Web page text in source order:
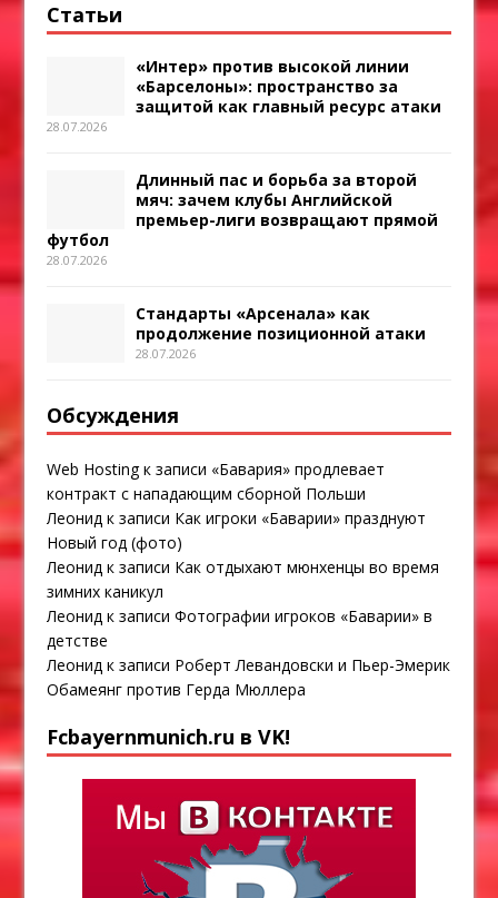
Статьи
«Интер» против высокой линии
«Барселоны»: пространство за
защитой как главный ресурс атаки
28.07.2026
Длинный пас и борьба за второй
мяч: зачем клубы Английской
премьер-лиги возвращают прямой
футбол
28.07.2026
Стандарты «Арсенала» как
продолжение позиционной атаки
28.07.2026
Обсуждения
Web Hostingк записи «Бавария» продлевает
контракт с нападающим сборной Польши
Леонид к записи Как игроки «Баварии» празднуют
Новый год (фото)
Леонид к записи Как отдыхают мюнхенцы во время
зимних каникул
Леонид к записиФотографии игроков «Баварии» в
детстве
Леонид к записи Роберт Левандовски и Пьер-Эмерик
Обамеянг против Герда Мюллера
Fcbayernmunich.ru в VK!